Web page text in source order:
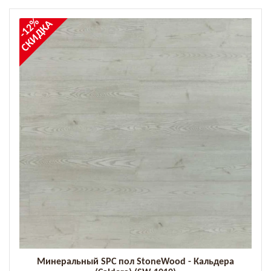
-12%
СКИДКА
Минеральный SPC пол StoneWood - Кальдера